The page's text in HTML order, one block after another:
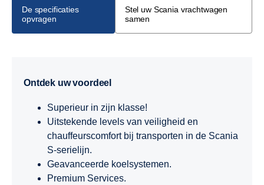
De specificaties
opvragen
Stel uw Scania vrachtwagen
samen
Ontdek uw voordeel
Superieur in zijn klasse!
Uitstekende levels van veiligheid en
chauffeurscomfort bij transporten in de Scania
S-serielijn.
Geavanceerde koelsystemen.
Premium Services.